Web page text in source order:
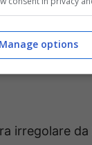
classifica; (Foto di
irregolare da
Manage options